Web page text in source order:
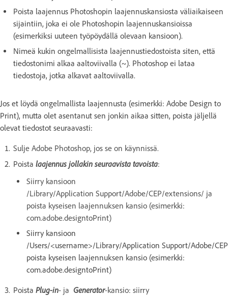
Poista laajennus Photoshopin laajennuskansiosta väliaikaiseen
sijaintiin, joka ei ole Photoshopin laajennuskansioissa
(esimerkiksi uuteen työpöydällä olevaan kansioon).
Nimeä kukin ongelmallisista laajennustiedostoista siten, että
tiedostonimi alkaa aaltoviivalla (~). Photoshop ei lataa
tiedostoja, jotka alkavat aaltoviivalla.
Jos et löydä ongelmallista laajennusta (esimerkki: Adobe Design to
Print), mutta olet asentanut sen jonkin aikaa sitten, poista jäljellä
olevat tiedostot seuraavasti:
Sulje Adobe Photoshop, jos se on käynnissä.
Poista laajennus jollakin seuraavista tavoista:
Siirry kansioon
/Library/Application Support/Adobe/CEP/extensions/ ja
poista kyseisen laajennuksen kansio (esimerkki:
com.adobe.designtoPrint)
Siirry kansioon
/Users/<username>/Library/Application Support/Adobe/
poista kyseisen laajennuksen kansio (esimerkki:
com.adobe.designtoPrint)
Poista Plug-in- ja Generator-kansio: siirry